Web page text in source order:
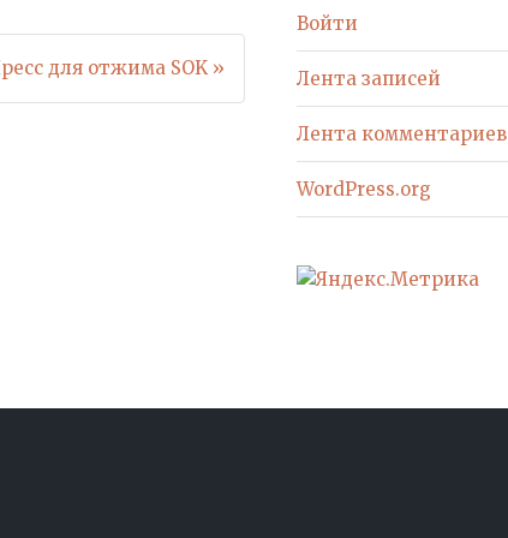
для отжима SOK »
Войти
Лента записей
Лента комментариев
WordPress.org